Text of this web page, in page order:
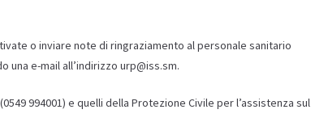
o inviare note di ringraziamento al personale sanitario
una e-mail all’indirizzo urp@iss.sm.
994001) e quelli della Protezione Civile per l’assistenza sul